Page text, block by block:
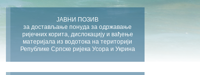
ЈАВНИ ПОЗИВ
за достављање понуда за одржавање
ријечних корита, дислокацију и вађење
материјала из водотока на територији
Републике Српске ријека Усора и Укрина